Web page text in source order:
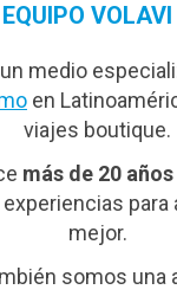
EQUIPO VOLAVI
un medio
en
viajes boutique.
más de 20 años
para
mejor.
somos una